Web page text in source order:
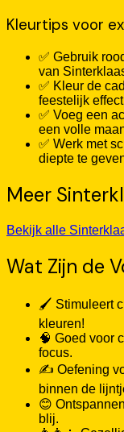
Kleurtips voor
✅ Gebruik
van
✅ Kleur de
feestelijk
✅ Voeg een
een volle
✅ Werk met
diepte te
Meer
Bekijk alle
Wat Zijn de
🖌️ Stimuleert
kleuren!
🧠 Goed voor
focus.
✍️ Oefening
binnen de
😊
blij.